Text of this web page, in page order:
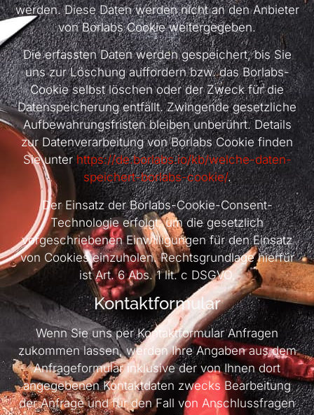
werden. Diese Daten werden nicht an den Anbieter
von Borlabs Cookie weitergegeben.
Die erfassten Daten werden gespeichert, bis Sie
uns zur Löschung auffordern bzw. das Borlabs-
Cookie selbst löschen oder der Zweck für die
Datenspeicherung entfällt. Zwingende gesetzliche
Aufbewahrungsfristen bleiben unberührt. Details
zur Datenverarbeitung von Borlabs Cookie finden
Sie unterhttps://de.borlabs.io/kb/welche-daten-
speichert-borlabs-cookie/.
Der Einsatz der Borlabs-Cookie-Consent-
Technologie erfolgt, um die gesetzlich
vorgeschriebenen Einwilligungen für den Einsatz
von Cookies einzuholen. Rechtsgrundlage hierfür
ist Art. 6 Abs. 1 lit. c DSGVO.
Kontaktformular
Wenn Sie uns per Kontaktformular Anfragen
zukommen lassen, werden Ihre Angaben aus dem
Anfrageformular inklusive der von Ihnen dort
angegebenen Kontaktdaten zwecks Bearbeitung
der Anfrage und für den Fall von Anschlussfragen